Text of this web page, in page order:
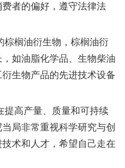
者的偏好，遵守法律法
棕榈油衍生物，棕榈油衍
如油脂化学品、生物柴油
生物产品的先进技术设备
提高产量、质量和可持续
局非常重视科学研究与创
术和人才，希望自己走在